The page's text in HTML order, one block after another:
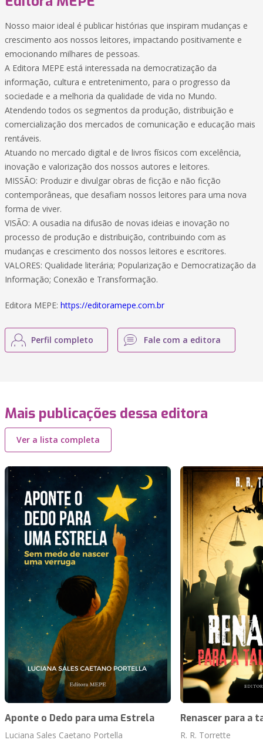
Nosso maior ideal é publicar histórias que inspiram mudanças e
crescimento aos nossos leitores, impactando positivamente e
emocionando milhares de pessoas.
A Editora MEPE está interessada na democratização da
informação, cultura e entretenimento, para o progresso da
sociedade e a melhoria da qualidade de vida no Mundo.
Atendendo todos os segmentos da produção, distribuição e
comercialização dos mercados de comunicação e educação mais
rentáveis.
Atuando no mercado digital e de livros físicos com excelência,
inovação e valorização dos nossos autores e leitores.
MISSÃO: Produzir e divulgar obras de ficção e não ficção
contemporâneas, que desafiam nossos leitores para uma nova
forma de viver.
VISÃO: A ousadia na difusão de novas ideias e inovação no
processo de produção e distribuição, contribuindo com as
mudanças e crescimento dos nossos leitores e escritores.
VALORES: Qualidade literária; Popularização e Democratização da
Informação; Conexão e Transformação.
Editora MEPE: https://editoramepe.com.br
Perfil completo Fale com a editora
Mais publicações dessa editora
Ver a lista completa
Aponte o Dedo para uma Estrela
Luciana Sales Caetano Portella
Renascer para a
R. R. Torrette